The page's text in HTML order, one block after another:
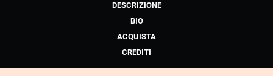
DESCRIZIONE
BIO
ACQUISTA
CREDITI